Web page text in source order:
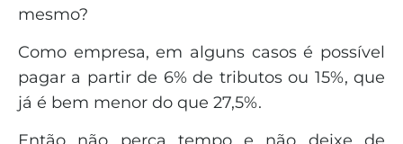
mesmo?
Como empresa, em alguns casos é possível
pagar a partir de 6% de tributos ou 15%, que
já é bem menor do que 27,5%.